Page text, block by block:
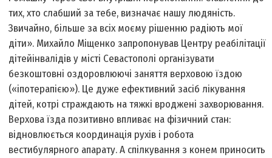
тих, хто слабший за тебе, визначає нашу людяність.
Звичайно, більше за всіх моєму рішенню радіють мої
діти». Михайло Міщенко запропонував Центру реабілітації
дітей­інвалідів у місті Севастополі організувати
безкоштовні оздоровлюючі заняття верховою їздою
(«іпотерапією»). Це дуже ефективний засіб лікування
дітей, котрі страждають на тяжкі вроджені захворювання.
Верхова їзда позитивно впливає на фізичний стан:
відновлюється координація рухів і робота
вестибулярного апарату. А спілкування з конем приносить